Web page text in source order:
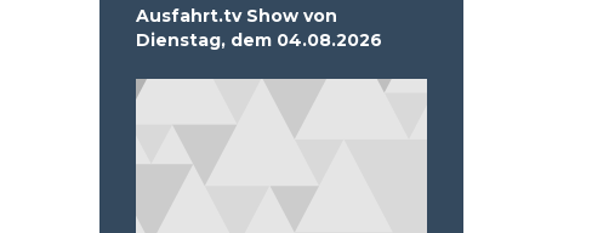
Ausfahrt.tv Show von
Dienstag, dem 04.08.2026